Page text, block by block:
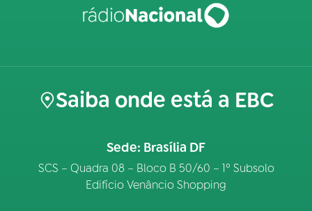
Saiba onde está a EBC
Sede: Brasília DF
SCS – Quadra 08 – Bloco B 50/60 – 1º Subsolo
Edifício Venâncio Shopping